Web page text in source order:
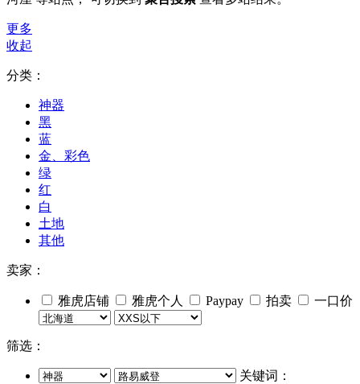
更多
收起
分类：
神器
黑
蓝
金、彩色
绿
红
白
土地
其他
卖家：
雅虎店铺 雅虎个人 Paypay 拍卖 一口价
筛选：
关键词：